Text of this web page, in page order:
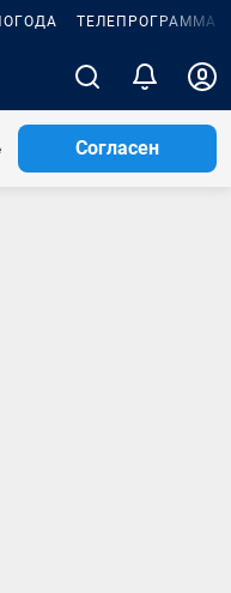
ТЕЛЕПРОГРАММА
Согласен